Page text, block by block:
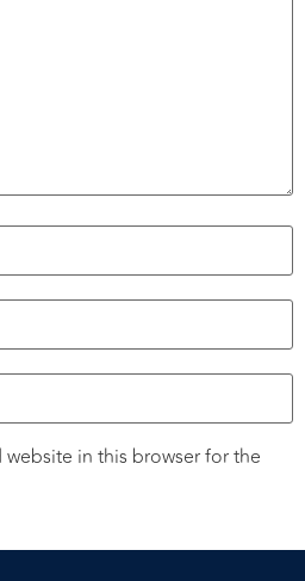
website in this browser for the